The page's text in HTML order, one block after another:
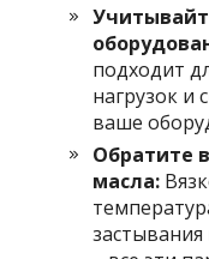
подходит
нагрузок и
ваше
Обратите
масла: